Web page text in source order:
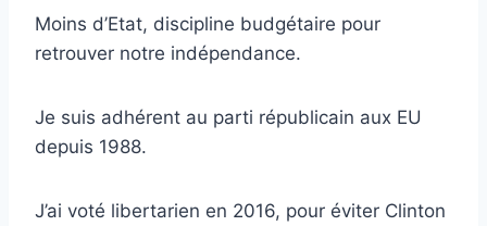
Moins d’Etat, discipline budgétaire pour
retrouver notre indépendance.
Je suis adhérent au parti républicain aux EU
depuis 1988.
J’ai voté libertarien en 2016, pour éviter Clinton